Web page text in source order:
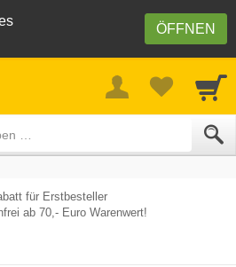
ÖFFNEN
für Erstbesteller
ab 70,- Euro Warenwert!